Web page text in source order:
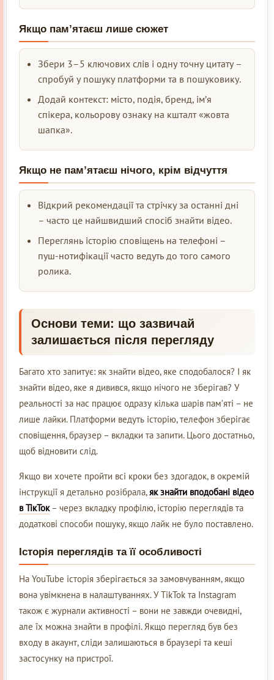
Якщо пам’ятаєш лише сюжет
Збери 3–5 ключових слів і одну точну цитату –
спробуй у пошуку платформи та в пошуковику.
Додай контекст: місто, подія, бренд, ім’я
спікера, кольорову ознаку на кшталт «жовта
шапка».
Якщо не пам’ятаєш нічого, крім відчуття
Відкрий рекомендації та стрічку за останні дні
– часто це найшвидший спосіб знайти відео.
Переглянь історію сповіщень на телефоні –
пуш-нотифікації часто ведуть до того самого
ролика.
Основи теми: що зазвичай
залишається після перегляду
Багато хто запитує: як знайти відео, яке сподобалося? І як
знайти відео, яке я дивився, якщо нічого не зберігав? У
реальності за нас працює одразу кілька шарів пам’яті – не
лише лайки. Платформи ведуть історію, телефон зберігає
сповіщення, браузер – вкладки та запити. Цього достатньо,
щоб відновити слід.
Якщо ви хочете пройти всі кроки без здогадок, в окремій
інструкції я детально розібрала,як знайти вподобані відео
в ТікТок– через вкладку профілю, історію переглядів та
додаткові способи пошуку, якщо лайк не було поставлено.
Історія переглядів та її особливості
На YouTube історія зберігається за замовчуванням, якщо
вона увімкнена в налаштуваннях. У TikTok та Instagram
також є журнали активності – вони не завжди очевидні,
але їх можна знайти в профілі. Якщо перегляд був без
входу в акаунт, сліди залишаються в браузері та кеші
застосунку на пристрої.